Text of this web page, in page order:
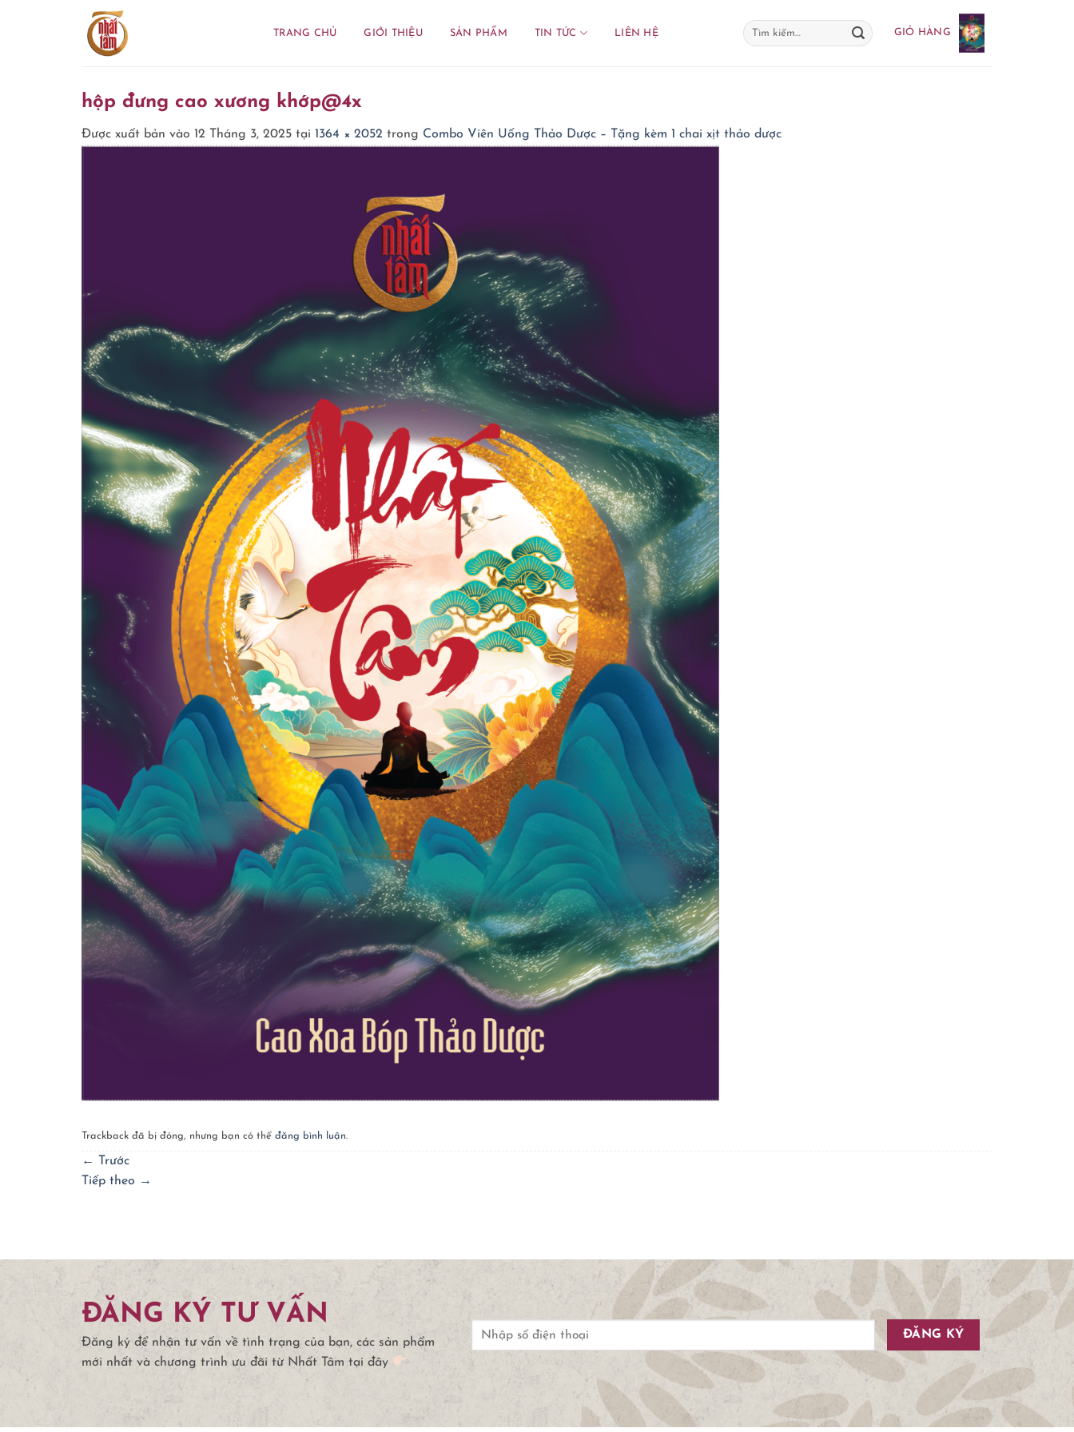
TRANG CHỦ GIỚI THIỆU SẢN PHẨM TIN TỨC LIÊN HỆ
Tìm
kiếm:
GIỎ HÀNG
hộp đưng cao xương khớp@4x
Được xuất bản vào 12 Tháng 3, 2025 tại 1364 × 2052 trong Combo Viên Uống Thảo Dược – Tặng kèm 1 chai xịt thảo dược
Trackback đã bị đóng, nhưng bạn có thể đăng bình luận.
← Trước
Tiếp theo →
ĐĂNG KÝ TƯ VẤN
Đăng ký để nhận tư vấn về tình trạng của bạn, các sản phẩm
mới nhất và chương trình ưu đãi từ Nhất Tâm tại đây